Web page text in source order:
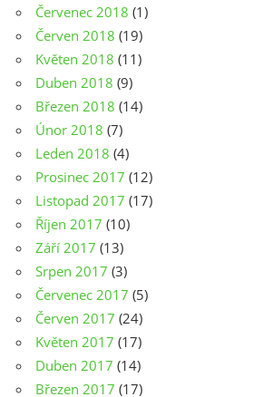
Červenec 2018 (1)
Červen 2018 (19)
Květen 2018 (11)
Duben 2018 (9)
Březen 2018 (14)
Únor 2018 (7)
Leden 2018 (4)
Prosinec 2017 (12)
Listopad 2017 (17)
Říjen 2017 (10)
Září 2017 (13)
Srpen 2017 (3)
Červenec 2017 (5)
Červen 2017 (24)
Květen 2017 (17)
Duben 2017 (14)
Březen 2017 (17)